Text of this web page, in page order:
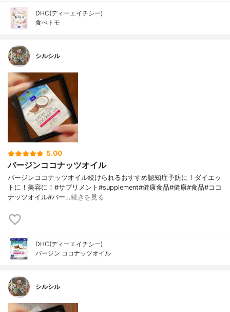
DHC(ディーエイチシー)
食べトモ
シルシル
5.00
バージンココナッツオイル
バージンココナッツオイル続けられるおすすめ認知症予防に！ダイエッ
トに！美容に！#サプリメント#supplement#健康食品#健康#食品#ココ
ナッツオイル#バー…続きを見る
DHC(ディーエイチシー)
バージン ココナッツオイル
シルシル